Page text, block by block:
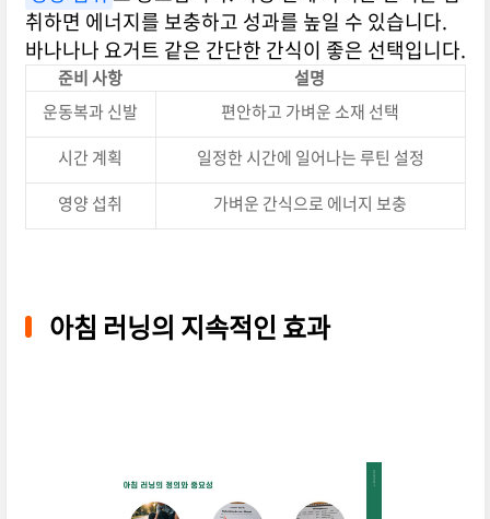
취하면 에너지를 보충하고 성과를 높일 수 있습니다.
바나나나 요거트 같은 간단한 간식이 좋은 선택입니다.
준비 사항
설명
운동복과 신발
편안하고 가벼운 소재 선택
시간 계획
일정한 시간에 일어나는 루틴 설정
영양 섭취
가벼운 간식으로 에너지 보충
아침 러닝의 지속적인 효과